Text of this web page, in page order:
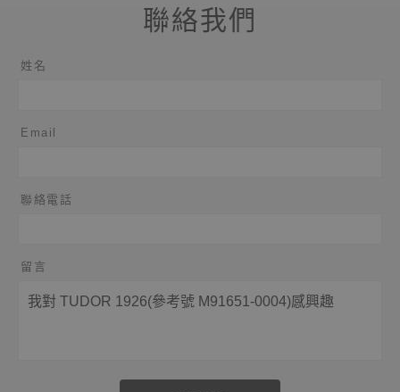
聯絡我們
姓名
Email
聯絡電話
留言